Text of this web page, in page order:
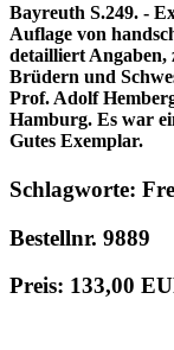
Bayreuth S.249. -
Auflage von
detailliert Angaben,
Brüdern und
Prof. Adolf
Hamburg. Es war
Gutes Exemplar.
Schlagworte:
Bestellnr. 9889
Preis: 133,00